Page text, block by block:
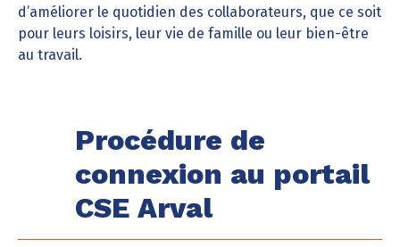
d’améliorer le quotidien des collaborateurs, que ce soit
pour leurs loisirs, leur vie de famille ou leur bien-être
au travail.
Procédure de
connexion au portail
CSE Arval